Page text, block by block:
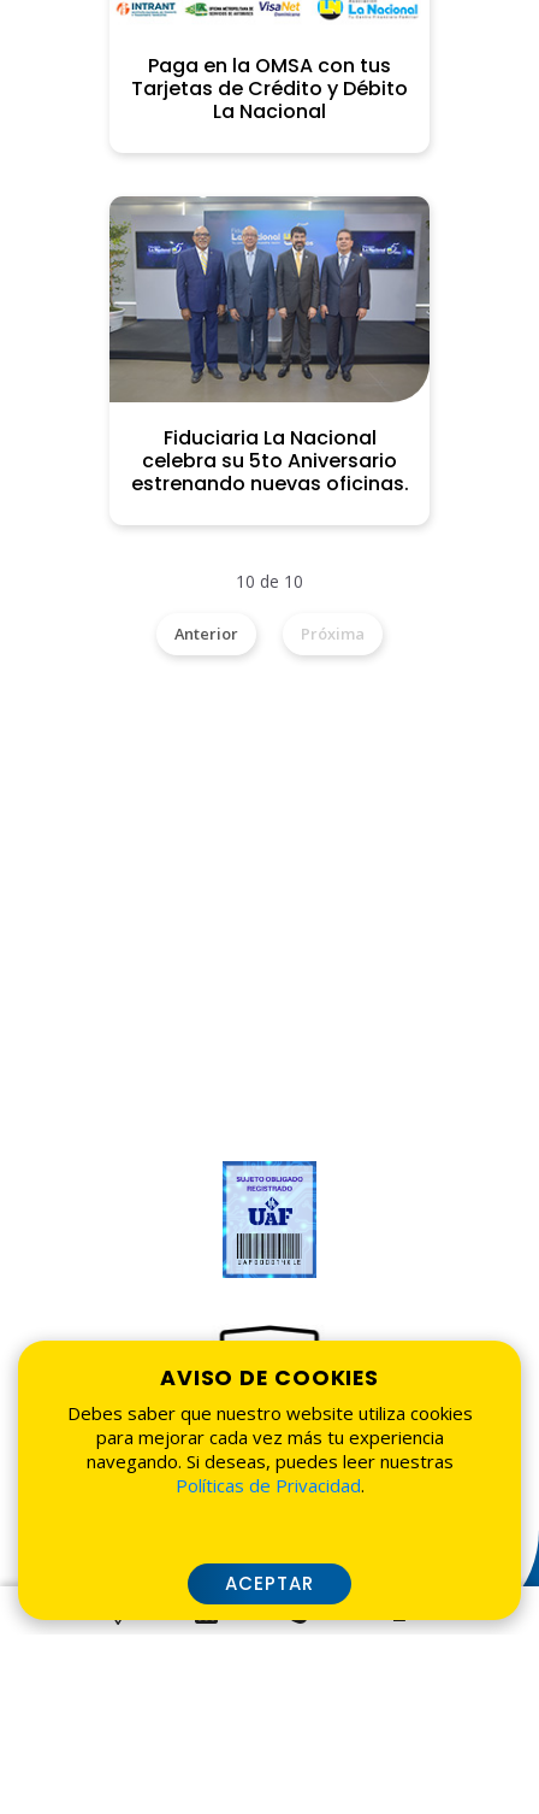
Paga en la OMSA con tus
Tarjetas de Crédito y Débito
La Nacional
Fiduciaria La Nacional
celebra su 5to Aniversario
estrenando nuevas oficinas.
10 de 10
Anterior Próxima
AVISO DE COOKIES
Debes saber que nuestro website utiliza cookies
para mejorar cada vez más tu experiencia
navegando. Si deseas, puedes leer nuestras
Políticas de Privacidad.
ACEPTAR